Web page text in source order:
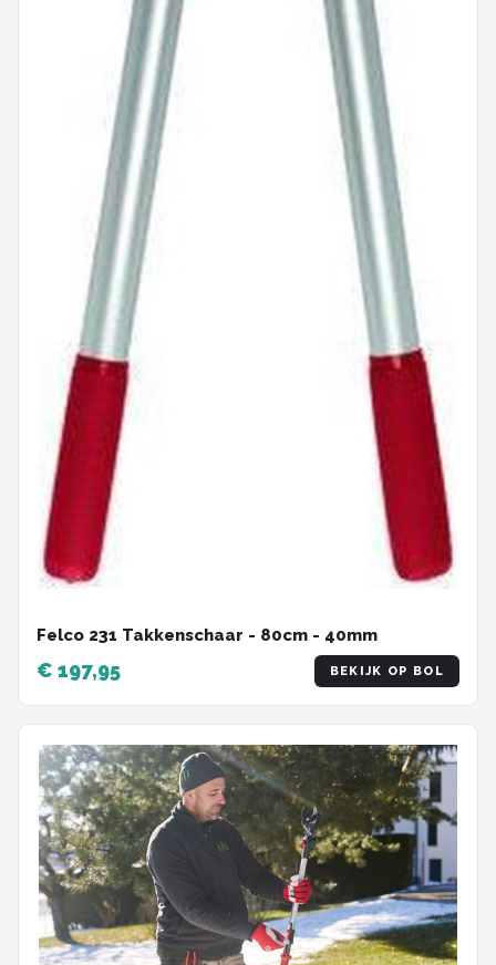
Felco 231 Takkenschaar - 80cm - 40mm
€ 197,95 BEKIJK OP BOL